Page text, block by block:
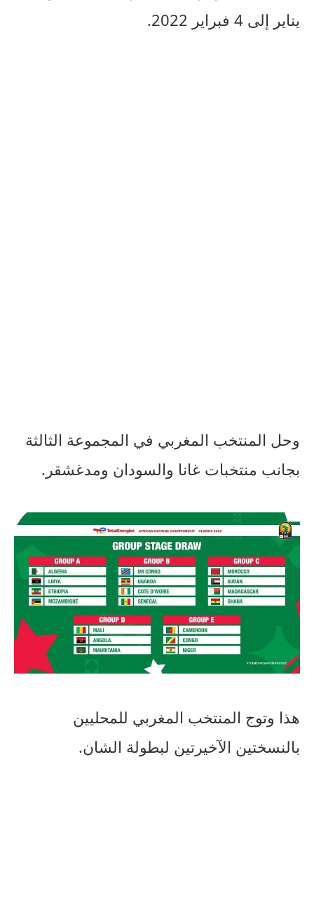
يناير إلى 4 فبراير 2022.
وحل المنتخب المغربي في المجموعة الثالثة
بجانب منتخبات غانا والسودان ومدغشقر.
هذا وتوج المنتخب المغربي للمحليين
بالنسختين الآخيرتين لبطولة الشان.